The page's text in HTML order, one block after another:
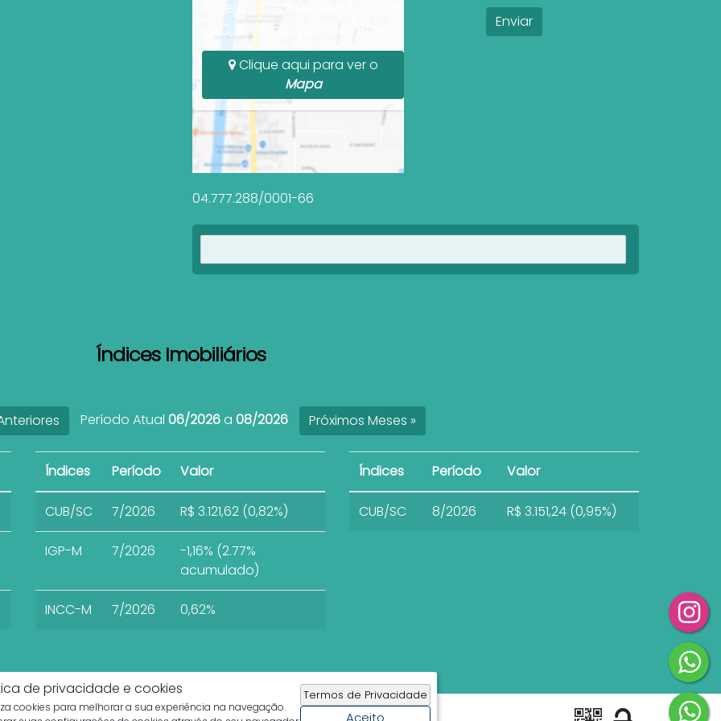
de privacidade e cookies
cookies para melhorar a sua experiência na navegação.
Termos de Privacidade
Aceito
Igreja), Centro, Bombinhas,
SC, Santa Catarina, Brasil
Clique aqui para ver o
Mapa
04.777.288/0001-66
Índices Imobiliários
Período Atual 06/2026a 08/2026 Próximos Meses »
Índices Período Valor
CUB/SC 7/2026 R$ 3.121,62 (0,82%)
IGP-M 7/2026
-1,16% (2.77%
acumulado)
INCC-M 7/2026 0,62%
Índices Período Valor
CUB/SC 8/2026 R$ 3.151,24 (0,95%)
Imobiliária Rota do Sol